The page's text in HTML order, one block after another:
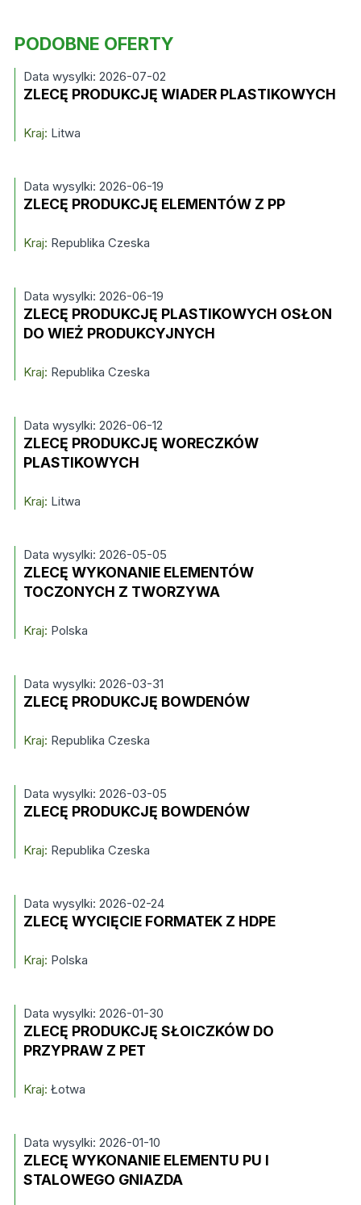
PODOBNE OFERTY
Data wysylki: 2026-07-02
ZLECĘ PRODUKCJĘ WIADER PLASTIKOWYCH
Kraj: Litwa
Data wysylki: 2026-06-19
ZLECĘ PRODUKCJĘ ELEMENTÓW Z PP
Kraj: Republika Czeska
Data wysylki: 2026-06-19
ZLECĘ PRODUKCJĘ PLASTIKOWYCH OSŁON
DO WIEŻ PRODUKCYJNYCH
Kraj: Republika Czeska
Data wysylki: 2026-06-12
ZLECĘ PRODUKCJĘ WORECZKÓW
PLASTIKOWYCH
Kraj: Litwa
Data wysylki: 2026-05-05
ZLECĘ WYKONANIE ELEMENTÓW
TOCZONYCH Z TWORZYWA
Kraj: Polska
Data wysylki: 2026-03-31
ZLECĘ PRODUKCJĘ BOWDENÓW
Kraj: Republika Czeska
Data wysylki: 2026-03-05
ZLECĘ PRODUKCJĘ BOWDENÓW
Kraj: Republika Czeska
Data wysylki: 2026-02-24
ZLECĘ WYCIĘCIE FORMATEK Z HDPE
Kraj: Polska
Data wysylki: 2026-01-30
ZLECĘ PRODUKCJĘ SŁOICZKÓW DO
PRZYPRAW Z PET
Kraj: Łotwa
Data wysylki: 2026-01-10
ZLECĘ WYKONANIE ELEMENTU PU I
STALOWEGO GNIAZDA